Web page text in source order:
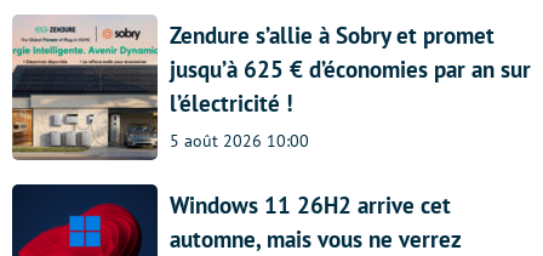
Zendure s’allie à Sobry et promet
jusqu’à 625 € d’économies par an sur
l’électricité !
5 août 2026 10:00
Windows 11 26H2 arrive cet
automne, mais vous ne verrez